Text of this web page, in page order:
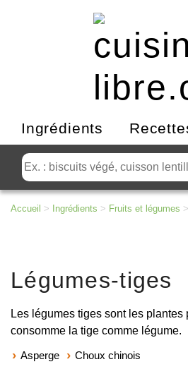
Ingrédients
Accueil > Ingrédients > Fruits et légumes >
Légumes-tiges
Les légumes tiges sont les plantes
consomme la tige comme légume.
Asperge Choux chinois